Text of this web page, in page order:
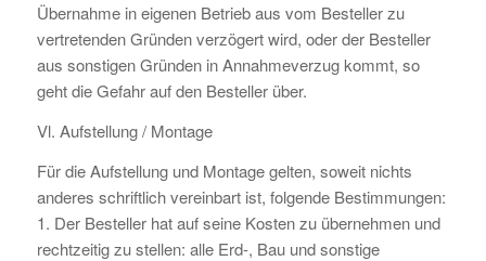
Übernahme in eigenen Betrieb aus vom Besteller zu
vertretenden Gründen verzögert wird, oder der Besteller
aus sonstigen Gründen in Annahmeverzug kommt, so
geht die Gefahr auf den Besteller über.
Vl. Aufstellung / Montage
Für die Aufstellung und Montage gelten, soweit nichts
anderes schriftlich vereinbart ist, folgende Bestimmungen:
1. Der Besteller hat auf seine Kosten zu übernehmen und
rechtzeitig zu stellen: alle Erd-, Bau und sonstige